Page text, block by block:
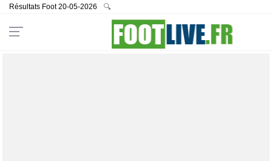
Résultats Foot 20-05-2026 🔍